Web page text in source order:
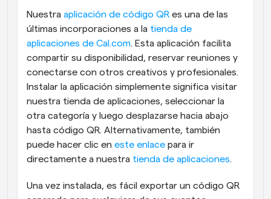
Nuestra aplicación de código QR es una de las
últimas incorporaciones a la tienda de
aplicaciones de Cal.com. Esta aplicación facilita
compartir su disponibilidad, reservar reuniones y
conectarse con otros creativos y profesionales.
Instalar la aplicación simplemente significa visitar
nuestra tienda de aplicaciones, seleccionar la
otra categoría y luego desplazarse hacia abajo
hasta código QR. Alternativamente, también
puede hacer clic en este enlace para ir
directamente a nuestra tienda de aplicaciones.
Una vez instalada, es fácil exportar un código QR